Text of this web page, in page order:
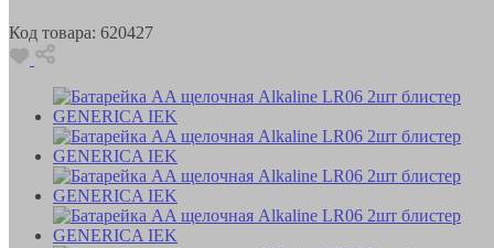
Код товара: 620427